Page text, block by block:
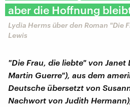
aber die Hoffnung
Lydia Herms über den Roman "Die
Lewis
"Die Frau, die liebte" von Janet
Martin Guerre"), aus dem
Deutsche übersetzt von
Nachwort von Judith